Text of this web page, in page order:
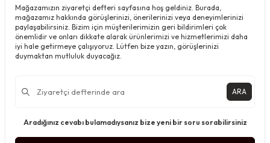
Mağazamızın ziyaretçi defteri sayfasına hoş geldiniz. Burada,
mağazamız hakkında görüşlerinizi, önerilerinizi veya deneyimlerinizi
paylaşabilirsiniz. Bizim için müşterilerimizin geri bildirimleri çok
önemlidir ve onları dikkate alarak ürünlerimizi ve hizmetlerimizi daha
iyi hale getirmeye çalışıyoruz. Lütfen bize yazın, görüşlerinizi
duymaktan mutluluk duyacağız.
ARA
Aradığınız cevabı bulamadıysanız bize yeni bir soru sorabilirsiniz